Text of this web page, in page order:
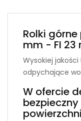
Rolki
mm - FI 23
Wysokiej
odpychające
W ofercie
powierzchni